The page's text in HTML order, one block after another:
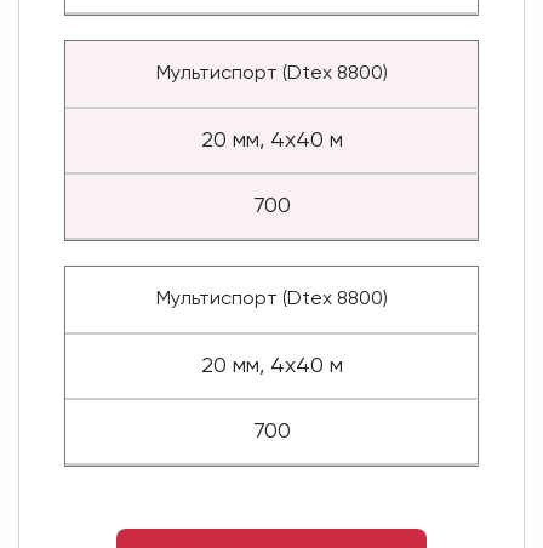
Мультиспорт (Dtex 8800)
20 мм, 4x40 м
700
Мультиспорт (Dtex 8800)
20 мм, 4x40 м
700